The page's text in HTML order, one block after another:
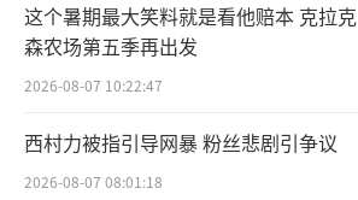
这个暑期最大笑料就是看他赔本 克拉克
森农场第五季再出发
2026-08-07 10:22:47
西村力被指引导网暴 粉丝悲剧引争议
2026-08-07 08:01:18